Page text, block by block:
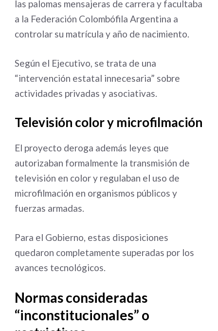
las palomas mensajeras de carrera y facultaba
a la Federación Colombófila Argentina a
controlar su matrícula y año de nacimiento.
Según el Ejecutivo, se trata de una
“intervención estatal innecesaria” sobre
actividades privadas y asociativas.
Televisión color y microfilmación
El proyecto deroga además leyes que
autorizaban formalmente la transmisión de
televisión en color y regulaban el uso de
microfilmación en organismos públicos y
fuerzas armadas.
Para el Gobierno, estas disposiciones
quedaron completamente superadas por los
avances tecnológicos.
Normas consideradas
“inconstitucionales” o